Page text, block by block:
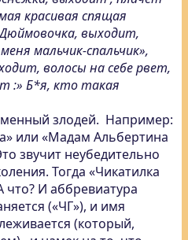
красивая спящая
выходит,
мальчик-спальчик»,
волосы на себе рвет,
:» Б*я, кто такая
злодей. Например:
или «Мадам Альбертина
звучит неубедительно
Тогда «Чикатилка
что? И аббревиатура
(«ЧГ»), и имя
(который,